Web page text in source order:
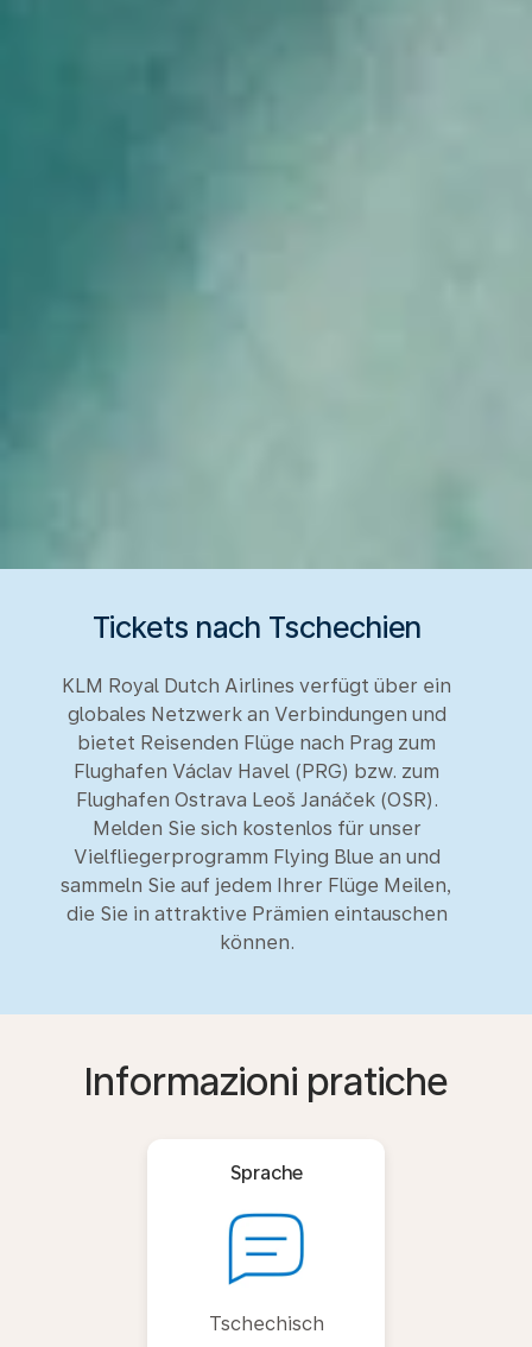
Tickets nach Tschechien
KLM Royal Dutch Airlines verfügt über ein
globales Netzwerk an Verbindungen und
bietet Reisenden Flüge nach Prag zum
Flughafen Václav Havel (PRG) bzw. zum
Flughafen Ostrava Leoš Janáček (OSR).
Melden Sie sich kostenlos für unser
Vielfliegerprogramm Flying Blue an und
sammeln Sie auf jedem Ihrer Flüge Meilen,
die Sie in attraktive Prämien eintauschen
können.
Informazioni pratiche
Sprache
Tschechisch